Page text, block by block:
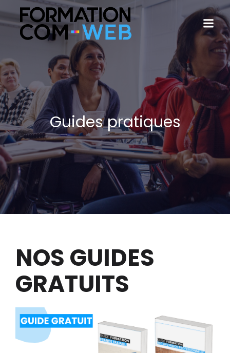
Guides pratiques
NOS GUIDES
GRATUITS